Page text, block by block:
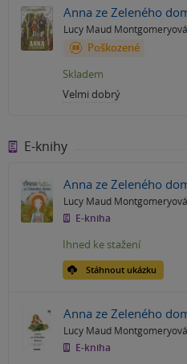
Anna ze Zeleného
Lucy Maud Montgomeryová
Poškozené
Velmi dobrý
Skladem
E-knihy
Anna ze Zeleného
Lucy Maud Montgomeryová
E-kniha
Stáhnout ukázku
Ihned ke stažení
Anna ze Zeleného
Lucy Maud Montgomeryová
E-kniha